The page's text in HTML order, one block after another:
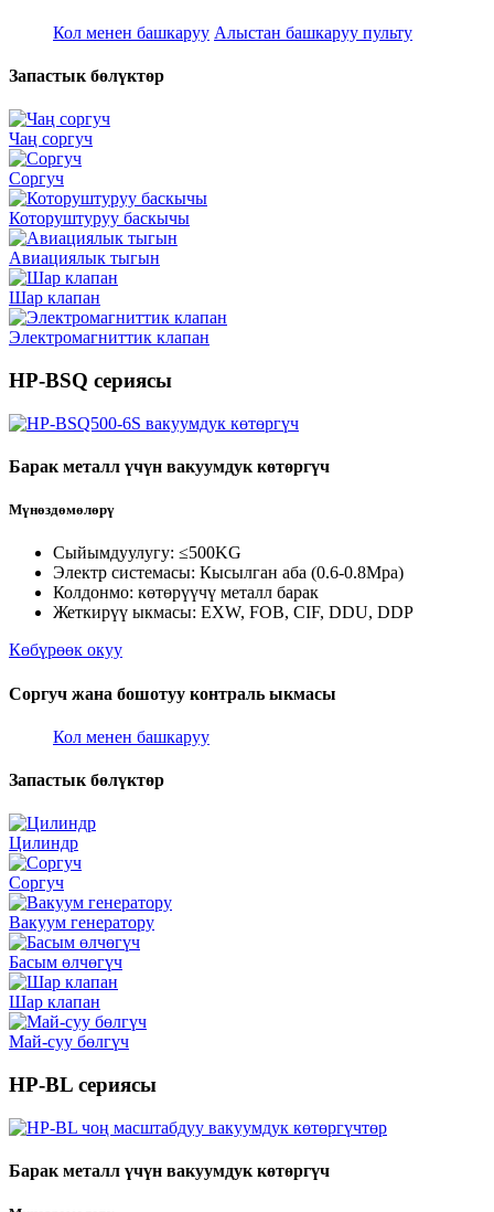
Кол менен башкаруу Алыстан башкаруу пульту
Запастык бөлүктөр
Чаң соргуч
Соргуч
Которуштуруу баскычы
Авиациялык тыгын
Шар клапан
Электромагниттик клапан
HP-BSQ сериясы
Барак металл үчүн вакуумдук көтөргүч
Мүнөздөмөлөрү
Сыйымдуулугу: ≤500KG
Электр системасы: Кысылган аба (0.6-0.8Mpa)
Колдонмо: көтөрүүчү металл барак
Жеткирүү ыкмасы: EXW, FOB, CIF, DDU, DDP
Көбүрөөк окуу
Соргуч жана бошотуу контраль ыкмасы
Кол менен башкаруу
Запастык бөлүктөр
Цилиндр
Соргуч
Вакуум генератору
Басым өлчөгүч
Шар клапан
Май-суу бөлгүч
HP-BL сериясы
Барак металл үчүн вакуумдук көтөргүч